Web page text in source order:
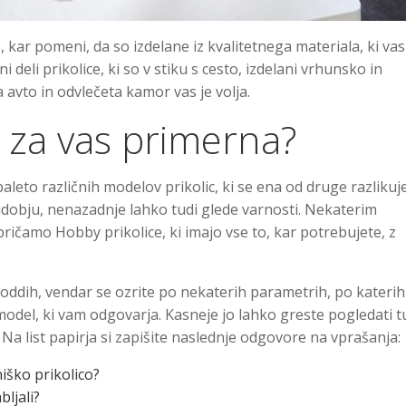
pomeni, da so izdelane iz kvalitetnega materiala, ki
deli prikolice, ki so v stiku s cesto, izdelani vrhunsko in
in odvlečeta kamor vas je volja.
vas primerna?
različnih modelov prikolic, ki se ena od druge
nenazadnje lahko tudi glede varnosti. Nekaterim
Hobby prikolice, ki imajo vse to, kar potrebujete, z
vendar se ozrite po nekaterih parametrih, po katerih
ki vam odgovarja. Kasneje jo lahko greste pogledati
list papirja si zapišite naslednje odgovore na vprašanja:
prikolico?